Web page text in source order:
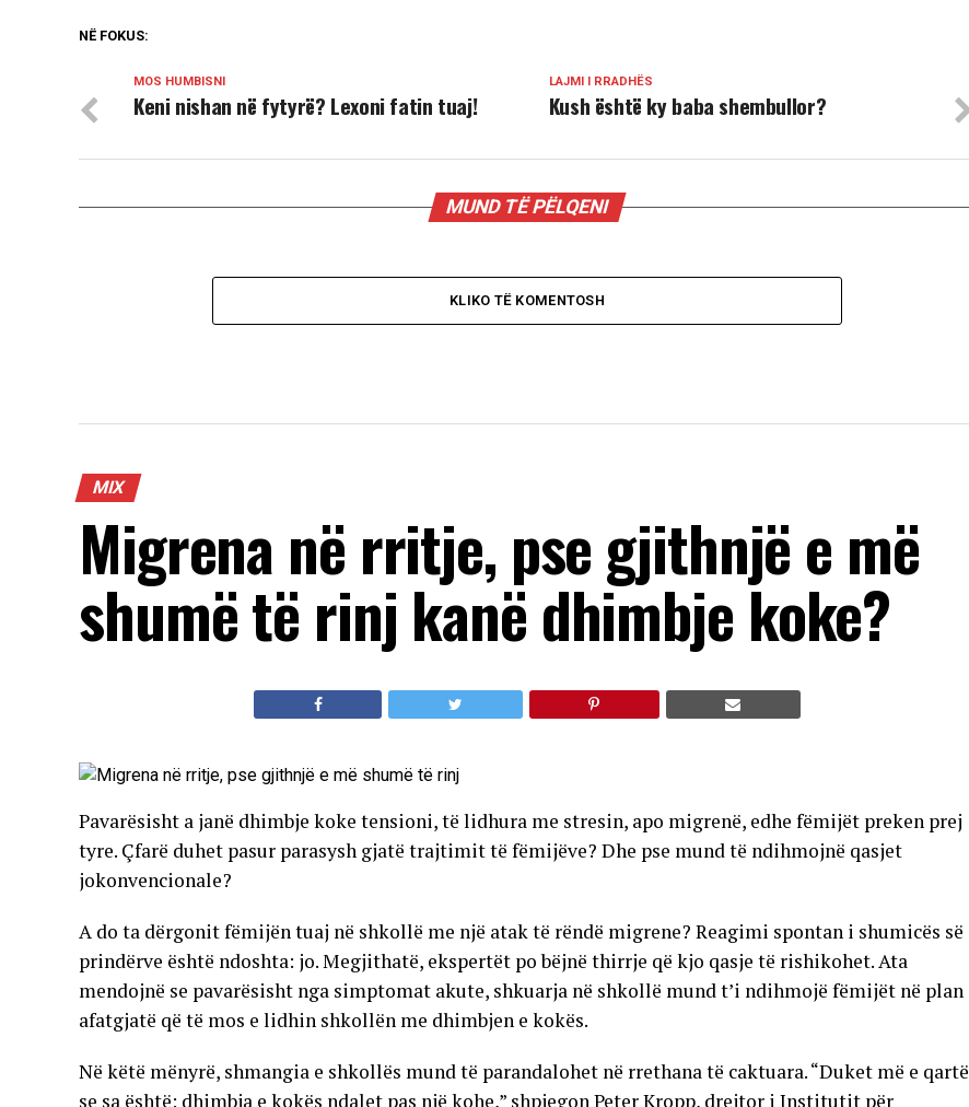
NË FOKUS:
LAJMI I RRADHËS
Kush është ky baba shembullor?
MOS HUMBISNI
Keni nishan në fytyrë? Lexoni fatin tuaj!
MUND TË PËLQENI
KLIKO TË KOMENTOSH
MIX
Migrena në rritje, pse gjithnjë e më
shumë të rinj kanë dhimbje koke?
Pavarësisht a janë dhimbje koke tensioni, të lidhura me stresin, apo migrenë, edhe fëmijët preken prej
tyre. Çfarë duhet pasur parasysh gjatë trajtimit të fëmijëve? Dhe pse mund të ndihmojnë qasjet
jokonvencionale?
A do ta dërgonit fëmijën tuaj në shkollë me një atak të rëndë migrene? Reagimi spontan i shumicës së
prindërve është ndoshta: jo. Megjithatë, ekspertët po bëjnë thirrje që kjo qasje të rishikohet. Ata
mendojnë se pavarësisht nga simptomat akute, shkuarja në shkollë mund t’i ndihmojë fëmijët në plan
afatgjatë që të mos e lidhin shkollën me dhimbjen e kokës.
Në këtë mënyrë, shmangia e shkollës mund të parandalohet në rrethana të caktuara. “Duket më e qartë
se sa është: dhimbja e kokës ndalet pas një kohe,” shpjegon Peter Kropp, drejtor i Institutit për